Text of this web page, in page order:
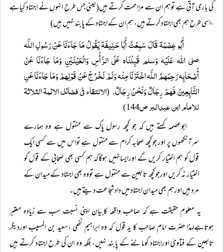
کی باری آتی ہے توہم ان سے مزاحمت کرتے ہیں(یعنی جس طرح انہوں نے اجتہاد کیاہے
،اسی طرح ہم بھی اجتہاد کرتے ہیں، ہم ان کے اجتہاد کے پابند نہیں ہیں)
أَبُو عِصْمَۃ قَالَ سَمِعْتُ أَبَا حَنِيفَۃ يَقُولُ مَا جَاءَنَا عَنْ رَسُولِ اللَّہ
صلی اللہ عَلَيْہ وَسلم قَبِلْنَاہ عَلَی الرَّأْسِ وَالْعَيْنَيْنِ وَمَا جَاءَنَا عَنْ
أَصْحَابِہ رَحِمَہمُ اللَّہ اخْتَرْنَا مِنْہ وَلَمْ نَخْرُجْ عَنْ قَوْلِہمْ وَمَا جَاءَنَا عَنِ
التَّابِعِينَ فَہمْ رِجَالٌ وَنَحْنُ رِجَالٌ. (الانتقاء فی فضائل الائمۃ الثلاثۃ
للامام ابن عبدالبر ص144)
ابوعصمہ کہتے ہیں کہ جو کچھ رسول پاک سے منقول ہے وہ ہمارے
سرآنکھوں پر اور جوکچھ صحابہ کرام سے منقول ہے تواس میں سے کسی ایک
قول کو ہم اختیار کریں گے اورایسانہیں ہوگاکہ ہم کسی بھی صحابی کے قول کو
اختیار نہ کریں اورجوکچھ تابعین سے منقول ہے تووہ بھی اجتہاد کے میدان کے
مرد ہیں اورہم بھی میدان اجتہاد میں داد شجاعت دیتے ہیں۔
یہ معلوم حقیقت ہے کہ صاحب واقعہ کابیان اپنی نسبت سب سے زیادہ معتبر
ہوتاہےلہذا حضرت امام صاحب کا یہ قول کہ وہ ابراہیم نخعی ،سعید بن المسیب اوردیگر
تابعین کے فتاویٰ اوراجتہاد کوماننے کے پابند نہیں، بلکہ وہ ان کی طرح اجتہاد کرتے ہیں